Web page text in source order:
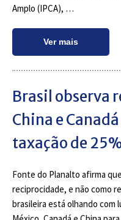
Amplo (IPCA), …
Ver mais
Brasil observa
China e
taxação de
Fonte do Planalto afirma
reciprocidade, e não como
brasileira está olhando com